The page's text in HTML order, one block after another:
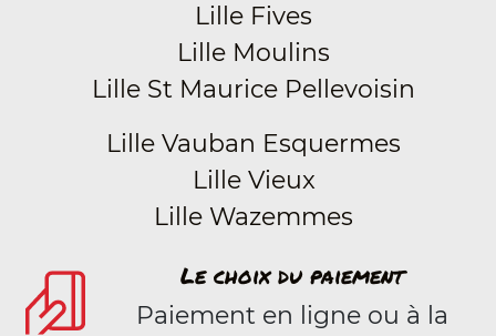
Lille Fives
Lille Moulins
Lille St Maurice Pellevoisin
Lille Vauban Esquermes
Lille Vieux
Lille Wazemmes
Le choix du paiement
Paiement en ligne ou à la